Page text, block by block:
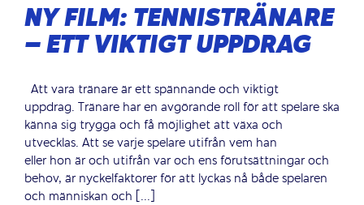
NY FILM: TENNISTRÄNARE
– ETT VIKTIGT UPPDRAG
Att vara tränare är ett spännande och viktigt
uppdrag. Tränare har en avgörande roll för att spelare ska
känna sig trygga och få möjlighet att växa och
utvecklas. Att se varje spelare utifrån vem han
eller hon är och utifrån var och ens förutsättningar och
behov, är nyckelfaktorer för att lyckas nå både spelaren
och människan och [...]